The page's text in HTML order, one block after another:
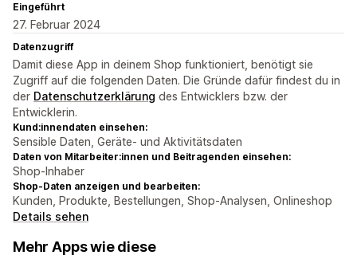
Eingeführt
27. Februar 2024
Datenzugriff
Damit diese App in deinem Shop funktioniert, benötigt sie
Zugriff auf die folgenden Daten. Die Gründe dafür findest du in
der Datenschutzerklärung des Entwicklers bzw. der
Entwicklerin.
Kund:innendaten einsehen:
Sensible Daten, Geräte- und Aktivitätsdaten
Daten von Mitarbeiter:innen und Beitragenden einsehen:
Shop-Inhaber
Shop-Daten anzeigen und bearbeiten:
Kunden, Produkte, Bestellungen, Shop-Analysen, Onlineshop
Details sehen
Mehr Apps wie diese